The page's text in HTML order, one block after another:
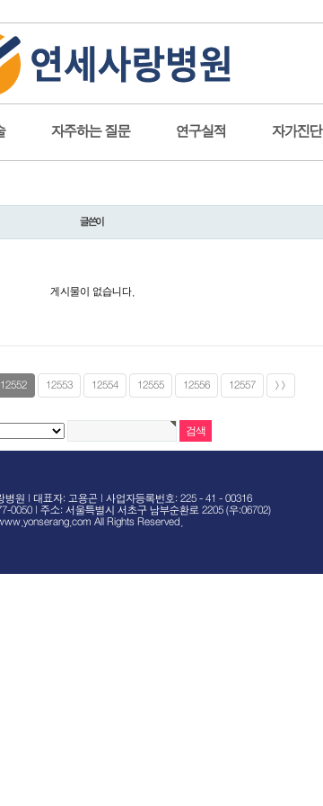
자주하는 질문 연구실적 자가진단
글쓴이
게시물이 없습니다.
12552 12553 12554 12555 12556 12557 >>
병원 | 대표자: 고용곤 | 사업자등록번호: 225 - 41 - 00316
0050 | 주소: 서울특별시 서초구 남부순환로 2205 (우:06702)
All Rights Reserved.